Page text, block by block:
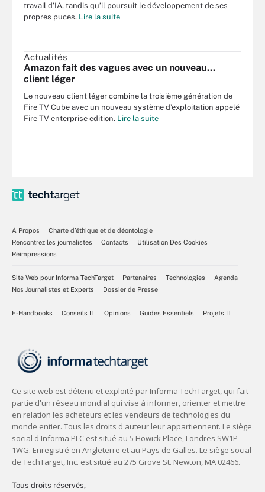
travail d’IA, tandis qu’il poursuit le développement de ses
propres puces. Lire la suite
Actualités
Amazon fait des vagues avec un nouveau…
client léger
Le nouveau client léger combine la troisième génération de
Fire TV Cube avec un nouveau système d’exploitation appelé
Fire TV enterprise edition. Lire la suite
À Propos
Charte d’éthique et de déontologie
Rencontrez les journalistes
Contacts
Utilisation Des Cookies
Réimpressions
Site Web pour Informa TechTarget Partenaires Technologies
Agenda
Nos Journalistes et Experts
Dossier de Presse
E-Handbooks Conseils IT Opinions Guides Essentiels Projets IT
Tous droits réservés,